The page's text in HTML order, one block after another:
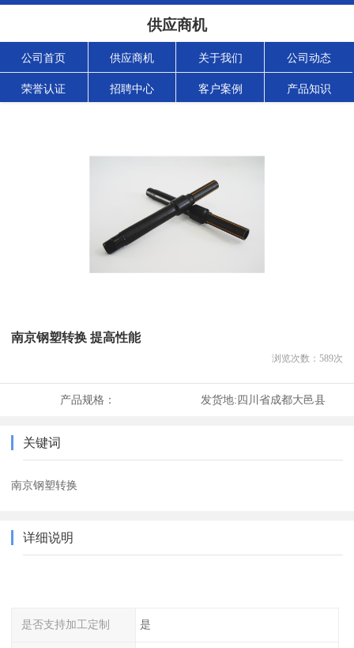
供应商机
公司首页 供应商机 关于我们 公司动态
荣誉认证 招聘中心 客户案例 产品知识
南京钢塑转换 提高性能
浏览次数： 589次
产品规格： 发货地:四川省成都大邑县
关键词
南京钢塑转换
详细说明
是否支持加工定制 是